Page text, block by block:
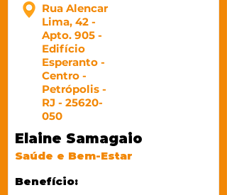
Rua Alencar
Lima, 42 -
Apto. 905 -
Edifício
Esperanto -
Centro -
Petrópolis -
RJ - 25620-
050
Elaine Samagaio
Saúde e Bem-Estar
Benefício: